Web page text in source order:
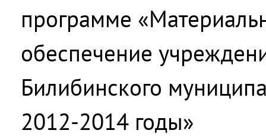
программе
обеспечение
Билибинского
2012-2014 годы»